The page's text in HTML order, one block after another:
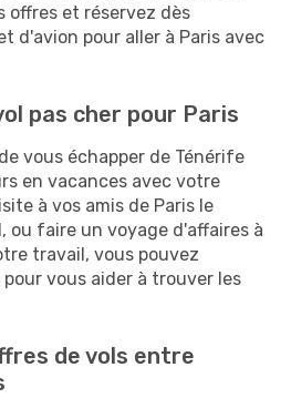
offres et réservez dès
d'avion pour aller à Paris avec
pas cher pour Paris
vous échapper de Ténérife
en vacances avec votre
à vos amis de Paris le
ou faire un voyage d'affaires à
travail, vous pouvez
vous aider à trouver les
de vols entre